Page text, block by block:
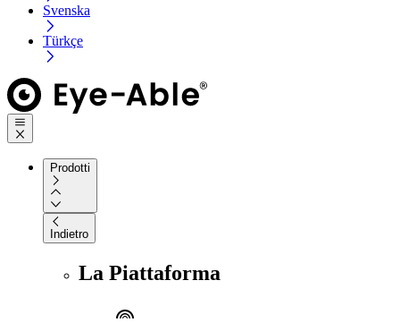
Svenska
Türkçe
Prodotti
Indietro
La Piattaforma